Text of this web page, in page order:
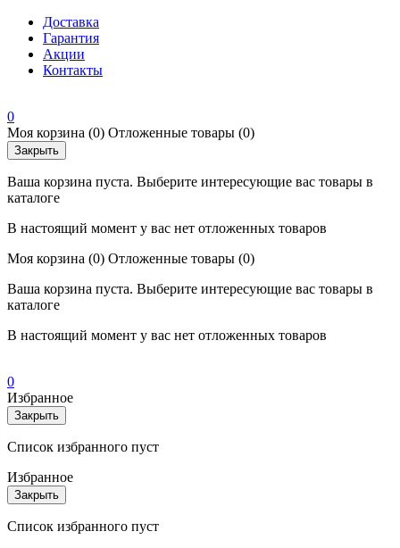
Доставка
Гарантия
Акции
Контакты
0
Моя корзина (0) Отложенные товары (0)
Закрыть
Ваша корзина пуста. Выберите интересующие вас товары в
каталоге
В настоящий момент у вас нет отложенных товаров
Моя корзина (0) Отложенные товары (0)
Ваша корзина пуста. Выберите интересующие вас товары в
каталоге
В настоящий момент у вас нет отложенных товаров
0
Избранное
Закрыть
Список избранного пуст
Избранное
Закрыть
Список избранного пуст